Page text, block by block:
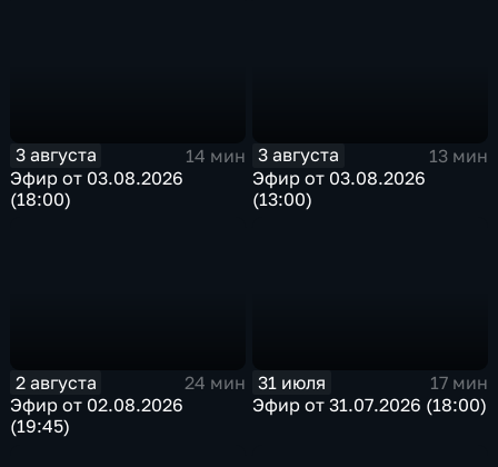
3 августа
14 мин
Эфир от 03.08.2026
(18:00)
3 августа
13 мин
Эфир от 03.08.2026
(13:00)
2 августа
24 мин
Эфир от 02.08.2026
(19:45)
31 июля
17 мин
Эфир от 31.07.2026 (18:00)